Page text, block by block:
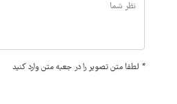
* لطفا متن تصویر را در جعبه متن وارد کنید